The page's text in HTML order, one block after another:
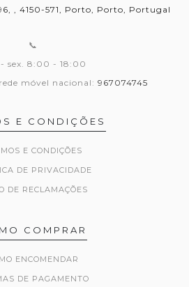
, 4150-571, Porto, Porto, Portugal
📞
- sex. 8:00 - 18:00
móvel nacional: 967074745
E CONDIÇÕES
E CONDIÇÕES
DE PRIVACIDADE
DE RECLAMAÇÕES
COMPRAR
ENCOMENDAR
DE PAGAMENTO